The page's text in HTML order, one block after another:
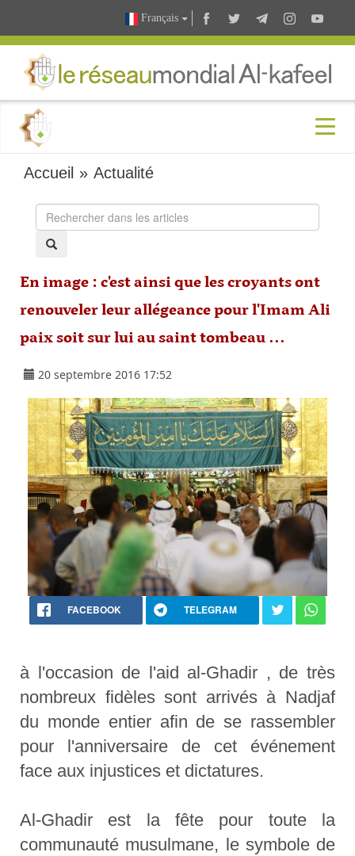
Français
Accueil »Actualité
En image : c'est ainsi que les croyants ont
renouveler leur allégeance pour l'Imam Ali
paix soit sur lui au saint tombeau ...
20 septembre 2016 17:52
FACEBOOK TELEGRAM
à l'occasion de l'aid al-Ghadir , de très
nombreux fidèles sont arrivés à Nadjaf
du monde entier afin de se rassembler
pour l'anniversaire de cet événement
face aux injustices et dictatures.
Al-Ghadir est la fête pour toute la
communauté musulmane, le symbole de